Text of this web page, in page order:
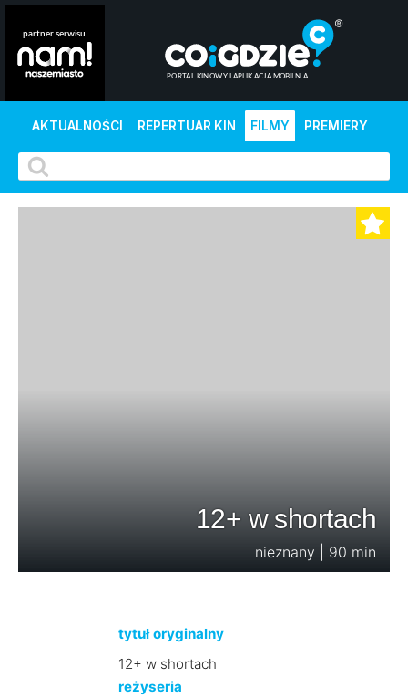
AKTUALNOŚCI REPERTUAR KIN FILMY PREMIERY
12+ w shortach
nieznany | 90 min
tytuł oryginalny
12+ w shortach
reżyseria